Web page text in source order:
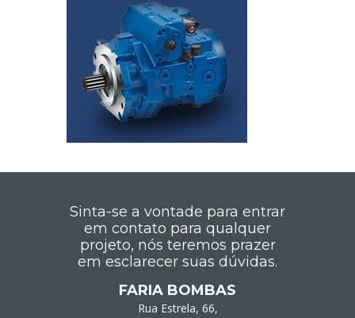
Sinta-se a vontade para entrar
em contato para qualquer
projeto, nós teremos prazer
em esclarecer suas dúvidas.
FARIA BOMBAS
Rua Estrela, 66,